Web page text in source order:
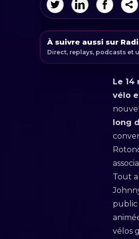
À suivre aussi sur
Direct, replays, podcasts et
Le 14
vélo
long
Tout
public
vélos